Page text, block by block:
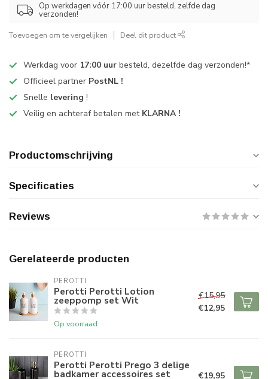
Op werkdagen vóór 17:00 uur besteld, zelfde dag
verzonden!
Toevoegen om te vergelijken Deel dit product
Werkdag voor 17:00 uur besteld, dezelfde dag verzonden!*
Officieel partner PostNL !
Snelle levering !
Veilig en achteraf betalen met KLARNA !
Productomschrijving
Specificaties
Reviews
Gerelateerde producten
PEROTTI
Perotti Perotti Lotion
zeeppomp set Wit
Op voorraad
€15,95
€12,95
PEROTTI
Perotti Perotti Prego 3 delige
badkamer accessoires set €19,95